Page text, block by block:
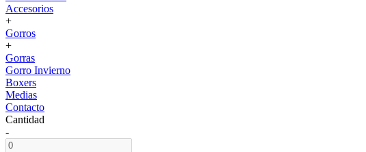
Accesorios
+
Gorros
+
Gorras
Gorro Invierno
Boxers
Medias
Contacto
Cantidad
-